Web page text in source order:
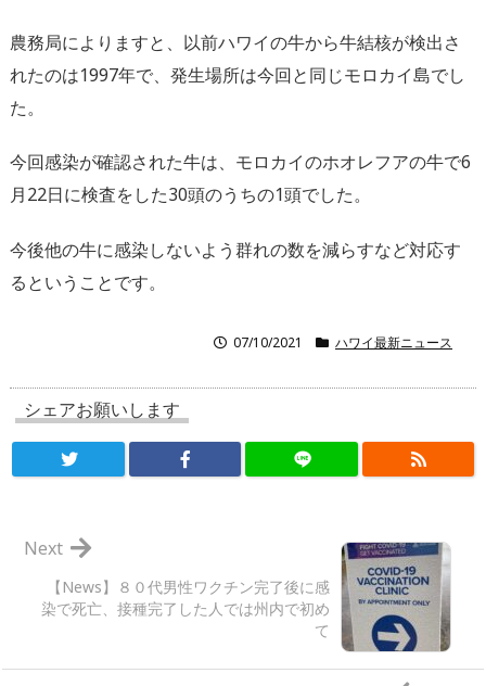
農務局によりますと、以前ハワイの牛から牛結核が検出さ
れたのは1997年で、発生場所は今回と同じモロカイ島でし
た。
今回感染が確認された牛は、モロカイのホオレフアの牛で6
月22日に検査をした30頭のうちの1頭でした。
今後他の牛に感染しないよう群れの数を減らすなど対応す
るということです。
07/10/2021 ハワイ最新ニュース
シェアお願いします
【News】８０代男性ワクチン完了後に感
染で死亡、接種完了した人では州内で初め
て
Next